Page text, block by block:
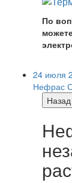
По
24 июля
Нефрас
Назад